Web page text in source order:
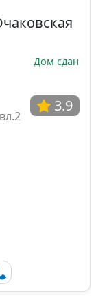
3.9
Дом сдан